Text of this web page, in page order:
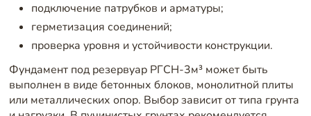
подключение патрубков и арматуры;
герметизация соединений;
проверка уровня и устойчивости конструкции.
Фундамент под резервуар РГСН-3м³ может быть
выполнен в виде бетонных блоков, монолитной плиты
или металлических опор. Выбор зависит от типа грунта